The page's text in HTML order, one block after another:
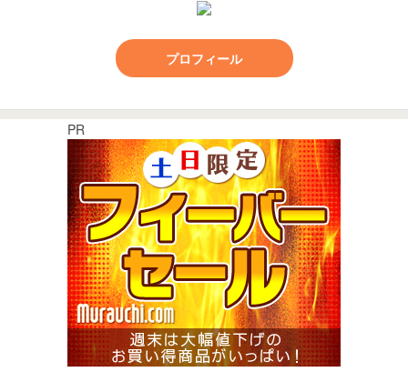
プロフィール
PR